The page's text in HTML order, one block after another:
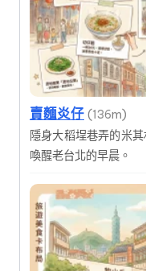
賣麵炎仔 (136m)
隱身大稻埕巷弄的米
喚醒老台北的早晨。